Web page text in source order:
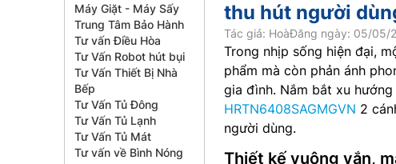
Máy Giặt - Máy Sấy
Trung Tâm Bảo Hành
Tư vấn Điều Hòa
Tư Vấn Robot hút bụi
Tư Vấn Thiết Bị Nhà
Bếp
Tư Vấn Tủ Đông
Tư Vấn Tủ Lạnh
Tư Vấn Tủ Mát
Tư vấn về Bình Nóng
thu hút người
Tác giả: HoàĐăng ngày: 05/05/
Trong nhịp sống hiện đại,
phẩm mà còn phản ánh
gia đình. Nắm bắt xu
HRTN6408SAGMGVN 2
người dùng.
Thiết kế vuông vắn,